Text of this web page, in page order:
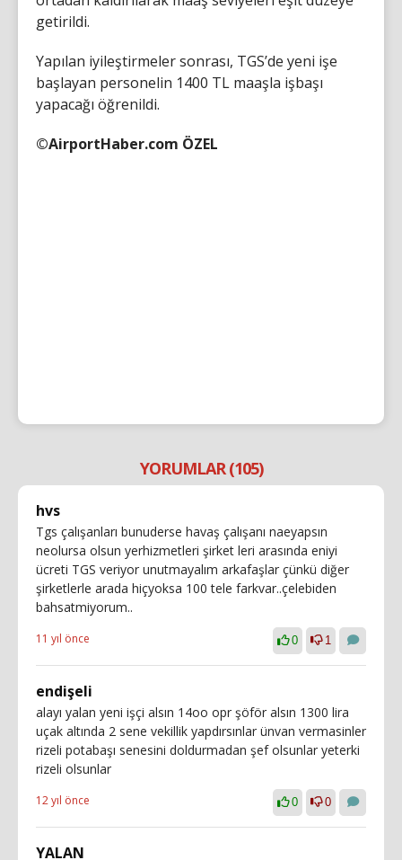
getirildi.
Yapılan iyileştirmeler sonrası, TGS’de yeni işe
başlayan personelin 1400 TL maaşla işbaşı
yapacağı öğrenildi.
©AirportHaber.com ÖZEL
YORUMLAR (105)
hvs
Tgs çalışanları bunuderse havaş çalışanı naeyapsın
neolursa olsun yerhizmetleri şirket leri arasında eniyi
ücreti TGS veriyor unutmayalım arkafaşlar çünkü diğer
şirketlerle arada hiçyoksa 100 tele farkvar..çelebiden
bahsatmiyorum..
11 yıl önce 0 1
endişeli
alayı yalan yeni işçi alsın 14oo opr şöför alsın 1300 lira
uçak altında 2 sene vekillik yapdırsınlar ünvan vermasinler
rizeli potabaşı senesini doldurmadan şef olsunlar yeterki
rizeli olsunlar
12 yıl önce 0 0
YALAN